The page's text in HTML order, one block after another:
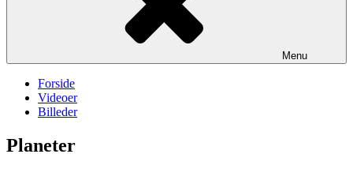
Menu
Forside
Videoer
Billeder
Planeter